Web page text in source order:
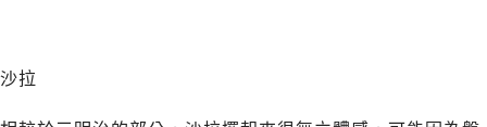
沙拉